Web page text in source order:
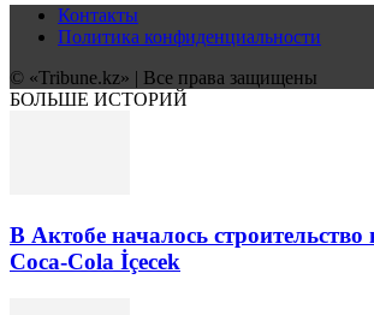
Контакты
Политика конфиденциальности
© «Tribune.kz» | Все права защищены
БОЛЬШЕ ИСТОРИЙ
В Актобе началось строительство
Coca-Cola İçecek